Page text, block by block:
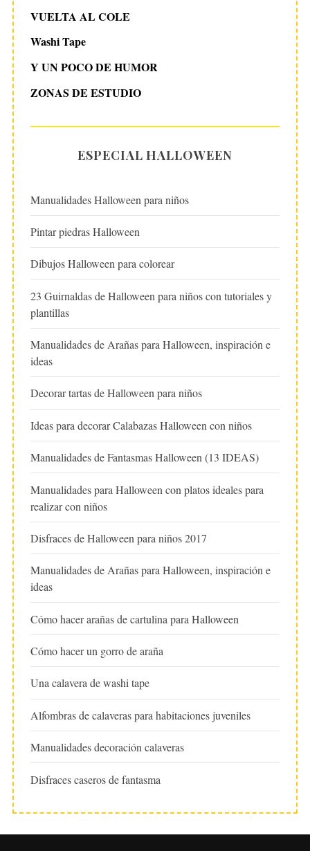
VUELTA AL COLE
Washi Tape
Y UN POCO DE HUMOR
ZONAS DE ESTUDIO
ESPECIAL HALLOWEEN
Manualidades Halloween para niños
Pintar piedras Halloween
Dibujos Halloween para colorear
23 Guirnaldas de Halloween para niños con tutoriales y
plantillas
Manualidades de Arañas para Halloween, inspiración e
ideas
Decorar tartas de Halloween para niños
Ideas para decorar Calabazas Halloween con niños
Manualidades de Fantasmas Halloween (13 IDEAS)
Manualidades para Halloween con platos ideales para
realizar con niños
Disfraces de Halloween para niños 2017
Manualidades de Arañas para Halloween, inspiración e
ideas
Cómo hacer arañas de cartulina para Halloween
Cómo hacer un gorro de araña
Una calavera de washi tape
Alfombras de calaveras para habitaciones juveniles
Manualidades decoración calaveras
Disfraces caseros de fantasma